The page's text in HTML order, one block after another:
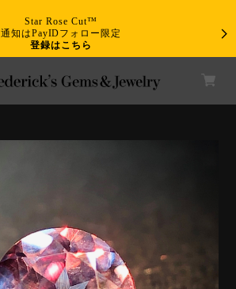
Star Rose Cut™
通知はPayIDフォロー限定
登録はこちら